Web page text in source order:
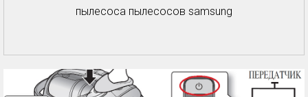
пылесоса пылесосов samsung